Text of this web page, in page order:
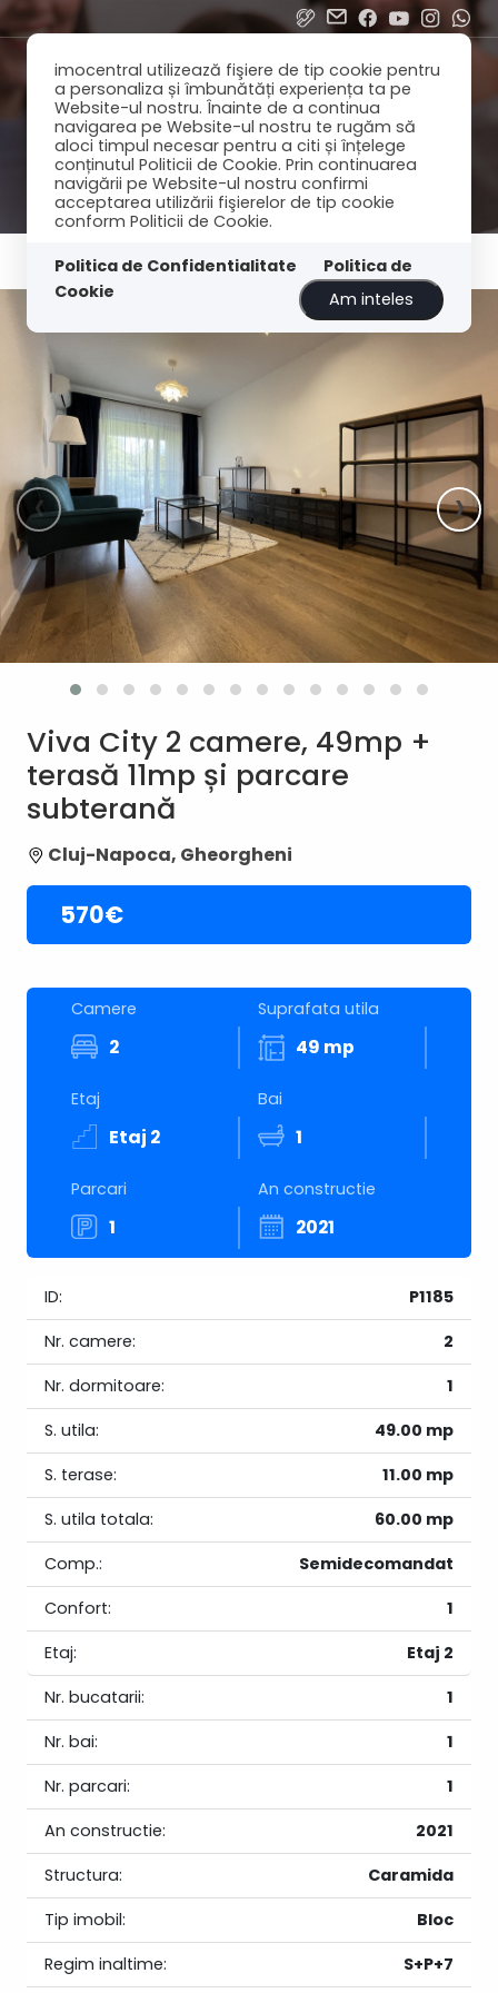
imocentral utilizează fişiere de tip cookie pentru
a personaliza și îmbunătăți experiența ta pe
Website-ul nostru. Înainte de a continua
navigarea pe Website-ul nostru te rugăm să
aloci timpul necesar pentru a citi și înțelege
conținutul Politicii de Cookie. Prin continuarea
navigării pe Website-ul nostru confirmi
acceptarea utilizării fişierelor de tip cookie
conform Politicii de Cookie.
Politica de Confidentialitate
Politica de
Cookie
Am inteles
‹ ›
Viva City 2 camere, 49mp +
terasă 11mp și parcare
subterană
Cluj-Napoca, Gheorgheni
570€
Camere
2
Suprafata utila
49 mp
Etaj
Etaj 2
Bai
1
Parcari
1
An constructie
2021
ID:
P1185
Nr. camere:
2
Nr. dormitoare:
1
S. utila:
49.00 mp
S. terase:
11.00 mp
S. utila totala:
60.00 mp
Comp.:
Semidecomandat
Confort:
1
Etaj:
Etaj 2
Nr. bucatarii:
1
Nr. bai:
1
Nr. parcari:
1
An constructie:
2021
Structura:
Caramida
Tip imobil:
Bloc
Regim inaltime:
S+P+7